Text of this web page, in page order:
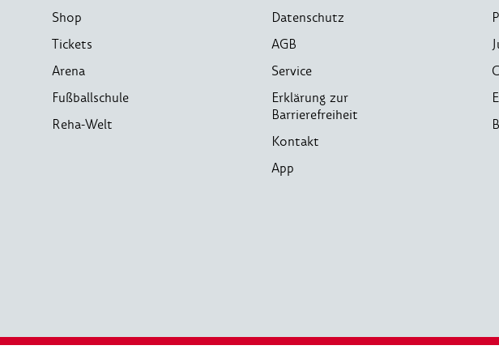
Shop
Tickets
Arena
Fußballschule
Reha-Welt
Datenschutz
AGB
Service
Erklärung zur
Barrierefreiheit
Kontakt
App